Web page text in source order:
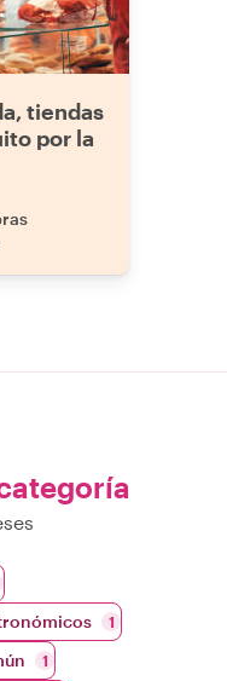
tiendas
por la
1
1